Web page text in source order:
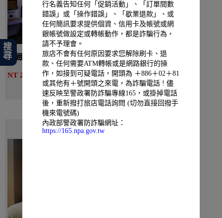
搜尋精緻客房無窗 - 一大床
詳細介紹
NT 2070起
線上訂房
行名義告知任何「促銷活動」、「訂單間數
錯誤」或「操作錯誤」、「歇業退款」、或
任何簡訊要求提供個資、信用卡及帳號或網
銀帳號做設定或轉帳動作，都是詐騙行為，
請不予理會。
旅店不會有任何原因要求您解除刷卡、退
款、任何需要ATM轉帳或是網路銀行的操
作，如接到可疑電話，開頭為 ＋886＋02＋81
或其他有＋號開頭之來電，為詐騙電話 ! 儘
速反映至警政署防詐騙專線165，或掛掉電話
後，重新撥打旅店電話詢問 (切勿直接回撥手
機來電號碼)
內政部警政署防詐騙網址：
https://165.npa.gov.tw